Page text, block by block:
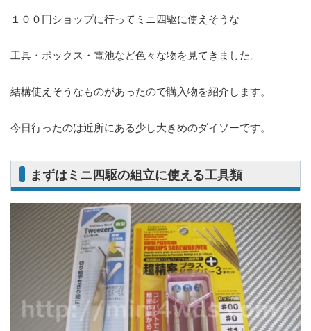
１００円ショップに行ってミニ四駆に使えそうな
工具・ボックス・電池など色々な物を見てきました。
結構使えそうなものがあったので購入物を紹介します。
今日行ったのは近所にある少し大きめのダイソーです。
まずはミニ四駆の組立に使える工具類